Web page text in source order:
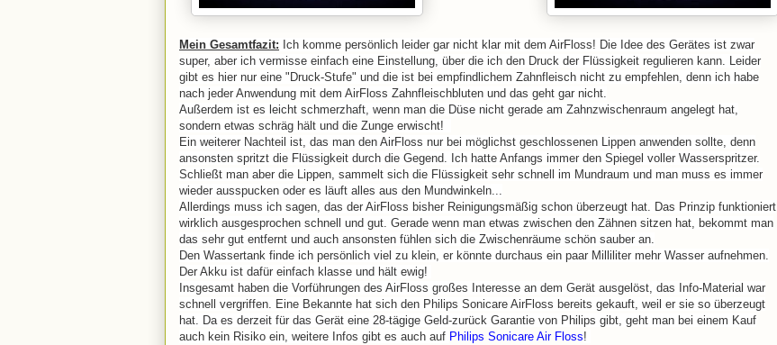
Mein Gesamtfazit: Ich komme persönlich leider gar nicht klar mit dem AirFloss! Die Idee des Gerätes ist zwar
super, aber ich vermisse einfach eine Einstellung, über die ich den Druck der Flüssigkeit regulieren kann. Leider
gibt es hier nur eine "Druck-Stufe" und die ist bei empfindlichem Zahnfleisch nicht zu empfehlen, denn ich habe
nach jeder Anwendung mit dem AirFloss Zahnfleischbluten und das geht gar nicht.
Außerdem ist es leicht schmerzhaft, wenn man die Düse nicht gerade am Zahnzwischenraum angelegt hat,
sondern etwas schräg hält und die Zunge erwischt!
Ein weiterer Nachteil ist, das man den AirFloss nur bei möglichst geschlossenen Lippen anwenden sollte, denn
ansonsten spritzt die Flüssigkeit durch die Gegend. Ich hatte Anfangs immer den Spiegel voller Wasserspritzer.
Schließt man aber die Lippen, sammelt sich die Flüssigkeit sehr schnell im Mundraum und man muss es immer
wieder ausspucken oder es läuft alles aus den Mundwinkeln...
Allerdings muss ich sagen, das der AirFloss bisher Reinigungsmäßig schon überzeugt hat. Das Prinzip funktioniert
wirklich ausgesprochen schnell und gut. Gerade wenn man etwas zwischen den Zähnen sitzen hat, bekommt man
das sehr gut entfernt und auch ansonsten fühlen sich die Zwischenräume schön sauber an.
Den Wassertank finde ich persönlich viel zu klein, er könnte durchaus ein paar Milliliter mehr Wasser aufnehmen.
Der Akku ist dafür einfach klasse und hält ewig!
Insgesamt haben die Vorführungen des AirFloss großes Interesse an dem Gerät ausgelöst, das Info-Material war
schnell vergriffen. Eine Bekannte hat sich den Philips Sonicare AirFloss bereits gekauft, weil er sie so überzeugt
hat. Da es derzeit für das Gerät eine 28-tägige Geld-zurück Garantie von Philips gibt, geht man bei einem Kauf
auch kein Risiko ein, weitere Infos gibt es auch auf Philips Sonicare Air Floss!